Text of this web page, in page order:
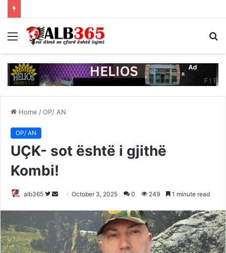
Menu
Home /OP/ AN
OP/ AN
UÇK- sot është i gjithë
Kombi!
alb365
Follow
Twitter
Send
email
October 3, 2025 0 249 1 minute read